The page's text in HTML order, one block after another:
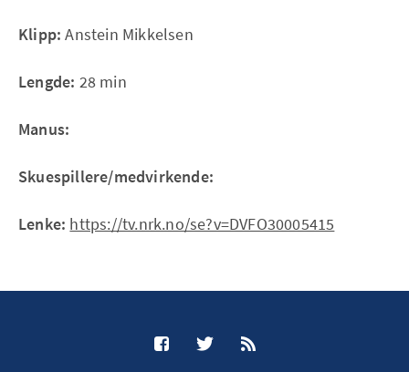
Klipp: Anstein Mikkelsen
Lengde: 28 min
Manus:
Skuespillere/medvirkende:
Lenke: https://tv.nrk.no/se?v=DVFO30005415